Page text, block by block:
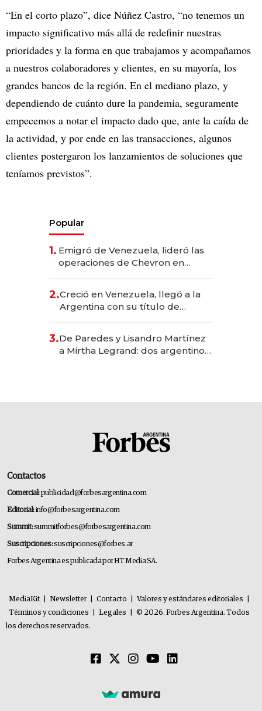
“En el corto plazo”, dice Núñez Castro, “no tenemos un
impacto significativo más allá de redefinir nuestras
prioridades y la forma en que trabajamos y acompañamos
a nuestros colaboradores y clientes, en su mayoría, los
grandes bancos de la región. En el mediano plazo, y
dependiendo de cuánto dure la pandemia, seguramente
empecemos a notar el impacto dado que, ante la caída de
la actividad, y por ende en las transacciones, algunos
clientes postergaron los lanzamientos de soluciones que
teníamos previstos”.
Popular
1. Emigró de Venezuela, lideró las
operaciones de Chevron en
2.Creció en Venezuela, llegó a la
Argentina con su título de
las marcas "fast premium"
3.De Paredes y Lisandro Martínez
a Mirtha Legrand: dos argentinos
Contactos
Comercial:publicidad@forbesargentina.com
Editorial:info@forbesargentina.com
Summit:summitforbes@forbesargentina.com
Suscripciones:suscripciones@forbes.ar
Forbes Argentina es publicada por HT Media SA.
MediaKit Newsletter Contacto Valores y estándares editoriales
Términos y condiciones
Legales
© 2026. Forbes Argentina. Todos
los derechos reservados.